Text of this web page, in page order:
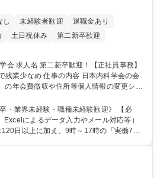
し 未経験者歓迎
退職金あり
土日祝休み 第二新卒歓迎
員事務】
容 日本内科学会の会
の年会費徴収や住所等個人情報の変更シス
せします。将来的には、各種委員会の運
だきます。 【会員管理・データ
所変更、個人情報のシステム登録・更新
の照合確認 【問い合わせ対応】 ・会員
残業少なめ
・業界未経験・職種未経験歓迎》 【必
によるデータ入力やメール対応等）
大学 語学